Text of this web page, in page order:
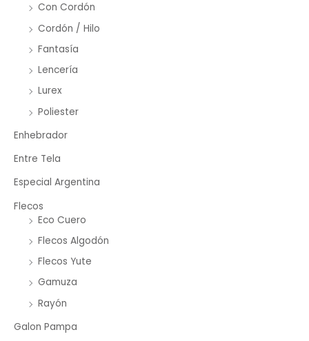
Con Cordón
Cordón / Hilo
Fantasía
Lencería
Lurex
Poliester
Enhebrador
Entre Tela
Especial Argentina
Flecos
Eco Cuero
Flecos Algodón
Flecos Yute
Gamuza
Rayón
Galon Pampa